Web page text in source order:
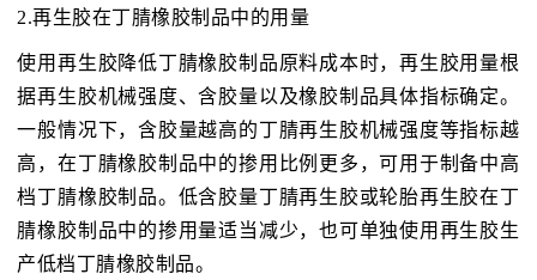
2.再生胶在丁腈橡胶制品中的用量
使用再生胶降低丁腈橡胶制品原料成本时，再生胶用量根
据再生胶机械强度、含胶量以及橡胶制品具体指标确定。
一般情况下，含胶量越高的丁腈再生胶机械强度等指标越
高，在丁腈橡胶制品中的掺用比例更多，可用于制备中高
档丁腈橡胶制品。低含胶量丁腈再生胶或轮胎再生胶在丁
腈橡胶制品中的掺用量适当减少，也可单独使用再生胶生
产低档丁腈橡胶制品。